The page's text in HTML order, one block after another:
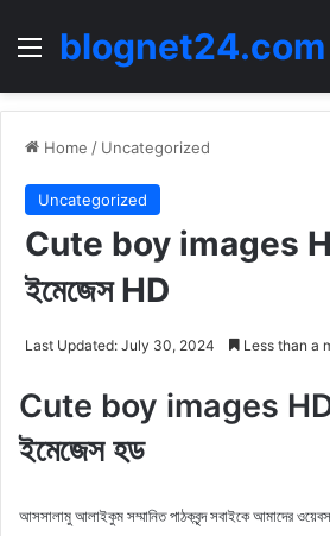
Menublognet24.com
Home / Uncategorized
Uncategorized
Cute boy images
ইমেজেস HD
Last Updated: July 30, 2024 Less than a
Cute boy images HD
ইমেজেস হড
আসসালামু আলাইকুম সম্মানিত পাঠকবৃন্দ সবাইকে আমাদের